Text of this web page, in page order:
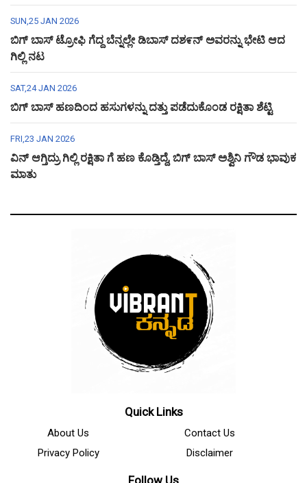
SUN,25 JAN 2026
ಬಿಗ್ ಬಾಸ್ ಟ್ರೋಫಿ ಗೆದ್ದ ಬೆನ್ನಲ್ಲೇ ಡಿಬಾಸ್ ದಶ೯ನ್ ಅವರನ್ನು ಭೇಟಿ ಆದ
ಗಿಲ್ಲಿ ನಟ
SAT,24 JAN 2026
ಬಿಗ್ ಬಾಸ್ ಹಣದಿಂದ ಹಸುಗಳನ್ನು ದತ್ತು ಪಡೆದುಕೊಂಡ ರಕ್ಷಿತಾ ಶೆಟ್ಟಿ
FRI,23 JAN 2026
ವಿನ್ ಆಗ್ತಿದ್ರು ಗಿಲ್ಲಿ ರಕ್ಷಿತಾ ಗೆ ಹಣ ಕೊಡ್ತಿದ್ದೆ, ಬಿಗ್ ಬಾಸ್ ಅಶ್ವಿನಿ ಗೌಡ ಭಾವುಕ
ಮಾತು
Quick Links
About Us
Contact Us
Privacy Policy
Disclaimer
Follow Us